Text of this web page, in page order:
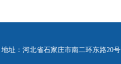
地址：河北省石家庄市南二环东路20号